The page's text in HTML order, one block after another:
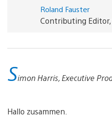
Roland Fauster
Contributing Editor,
Simon Harris, Executive
Hallo zusammen.